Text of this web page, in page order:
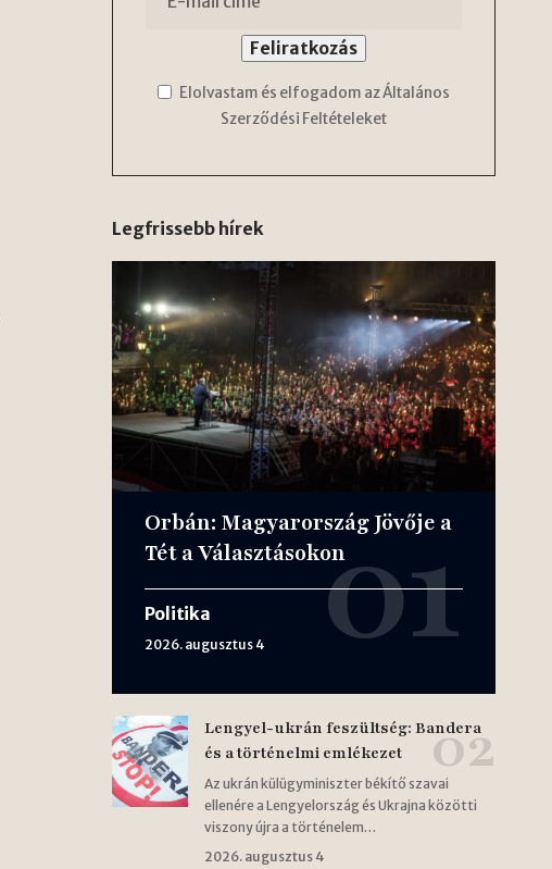
Elolvastam és elfogadom az Általános
Szerződési Feltételeket
Legfrissebb hírek
Orbán: Magyarország Jövője a
Tét a Választásokon
Politika
2026. augusztus 4
Lengyel-ukrán feszültség: Bandera
és a történelmi emlékezet
Az ukrán külügyminiszter békítő szavai
ellenére a Lengyelország és Ukrajna közötti
viszony újra a történelem…
2026. augusztus 4